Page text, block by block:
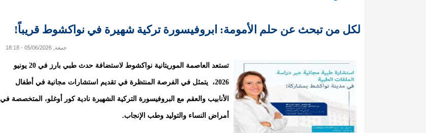
لكل من تبحث عن حلم الأمومة: ابروفيسورة تركية شهيرة في نواكشوط قريباً!
جمعة, 05/06/2026 - 18:18
تستعد العاصمة الموريتانية نواكشوط لاستضافة حدث طبي بارز في 20 يونيو
2026، يتمثل في الفرصة المنتظرة في تقديم استشارات مجانية في أطفال
الأنابيب والعقم مع البروفيسورة التركية الشهيرة نادية كور أوغلو، المتخصصة في
أمراض النساء والتوليد وطب الإنجاب.